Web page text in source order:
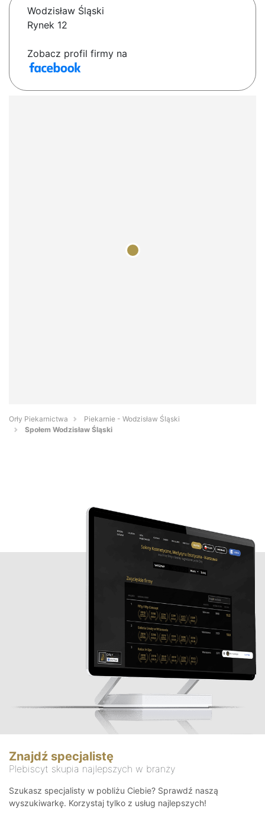
Wodzisław Śląski
Rynek 12
Zobacz profil firmy na
Orły Piekarnictwa
Piekarnie - Wodzisław Śląski
Społem Wodzisław Śląski
Znajdź specjalistę
Plebiscyt skupia najlepszych w branży
Szukasz specjalisty w pobliżu Ciebie? Sprawdź naszą
wyszukiwarkę. Korzystaj tylko z usług najlepszych!